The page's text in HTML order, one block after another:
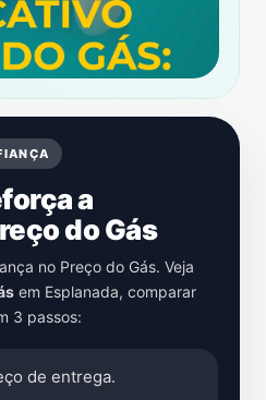
a
do Gás
no Preço do Gás. Veja
em Esplanada, comparar
3 passos:
de entrega.